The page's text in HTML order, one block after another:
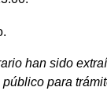
han sido
para